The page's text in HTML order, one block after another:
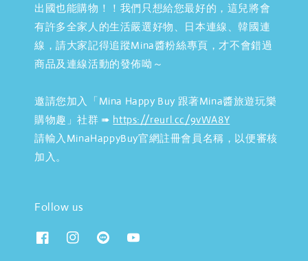
出國也能購物！！我們只想給您最好的，這兒將會
有許多全家人的生活嚴選好物、日本連線、韓國連
線，請大家記得追蹤Mina醬粉絲專頁，才不會錯過
商品及連線活動的發佈呦～
邀請您加入「Mina Happy Buy 跟著Mina醬旅遊玩樂
購物趣」社群 ➠ https://reurl.cc/9vWA8Y
請輸入MinaHappyBuy官網註冊會員名稱，以便審核
加入。
Follow us